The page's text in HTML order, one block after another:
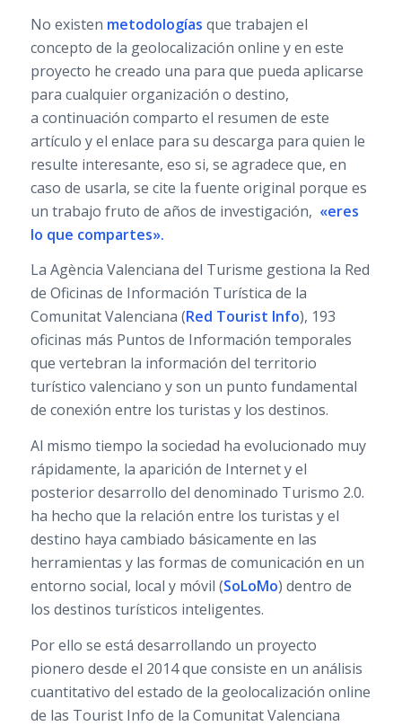
No existen metodologías que trabajen el
concepto de la geolocalización online y en este
proyecto he creado una para que pueda aplicarse
para cualquier organización o destino,
a continuación comparto el resumen de este
artículo y el enlace para su descarga para quien le
resulte interesante, eso si, se agradece que, en
caso de usarla, se cite la fuente original porque es
un trabajo fruto de años de investigación, «eres
lo que compartes».
La Agència Valenciana del Turisme gestiona la Red
de Oficinas de Información Turística de la
Comunitat Valenciana (Red Tourist Info), 193
oficinas más Puntos de Información temporales
que vertebran la información del territorio
turístico valenciano y son un punto fundamental
de conexión entre los turistas y los destinos.
Al mismo tiempo la sociedad ha evolucionado muy
rápidamente, la aparición de Internet y el
posterior desarrollo del denominado Turismo 2.0.
ha hecho que la relación entre los turistas y el
destino haya cambiado básicamente en las
herramientas y las formas de comunicación en un
entorno social, local y móvil (SoLoMo) dentro de
los destinos turísticos inteligentes.
Por ello se está desarrollando un proyecto
pionero desde el 2014 que consiste en un análisis
cuantitativo del estado de la geolocalización online
de las Tourist Info de la Comunitat Valenciana